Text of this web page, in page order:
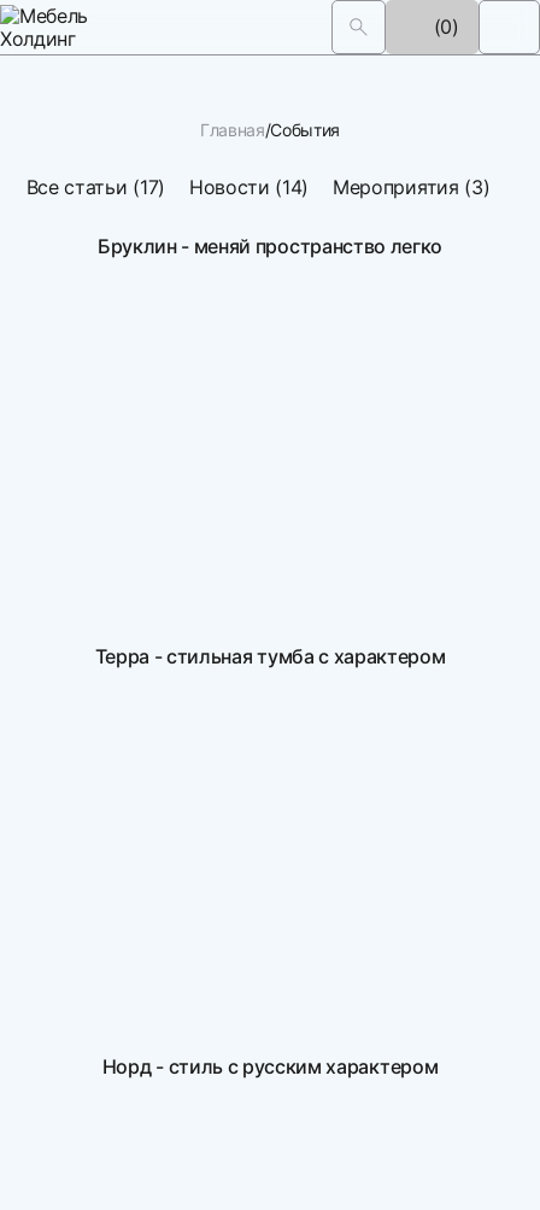
(0)
Главная События
Все статьи (17) Новости (14) Мероприятия (3)
Бруклин - меняй пространство легко
Терра - стильная тумба с характером
Норд - стиль с русским характером